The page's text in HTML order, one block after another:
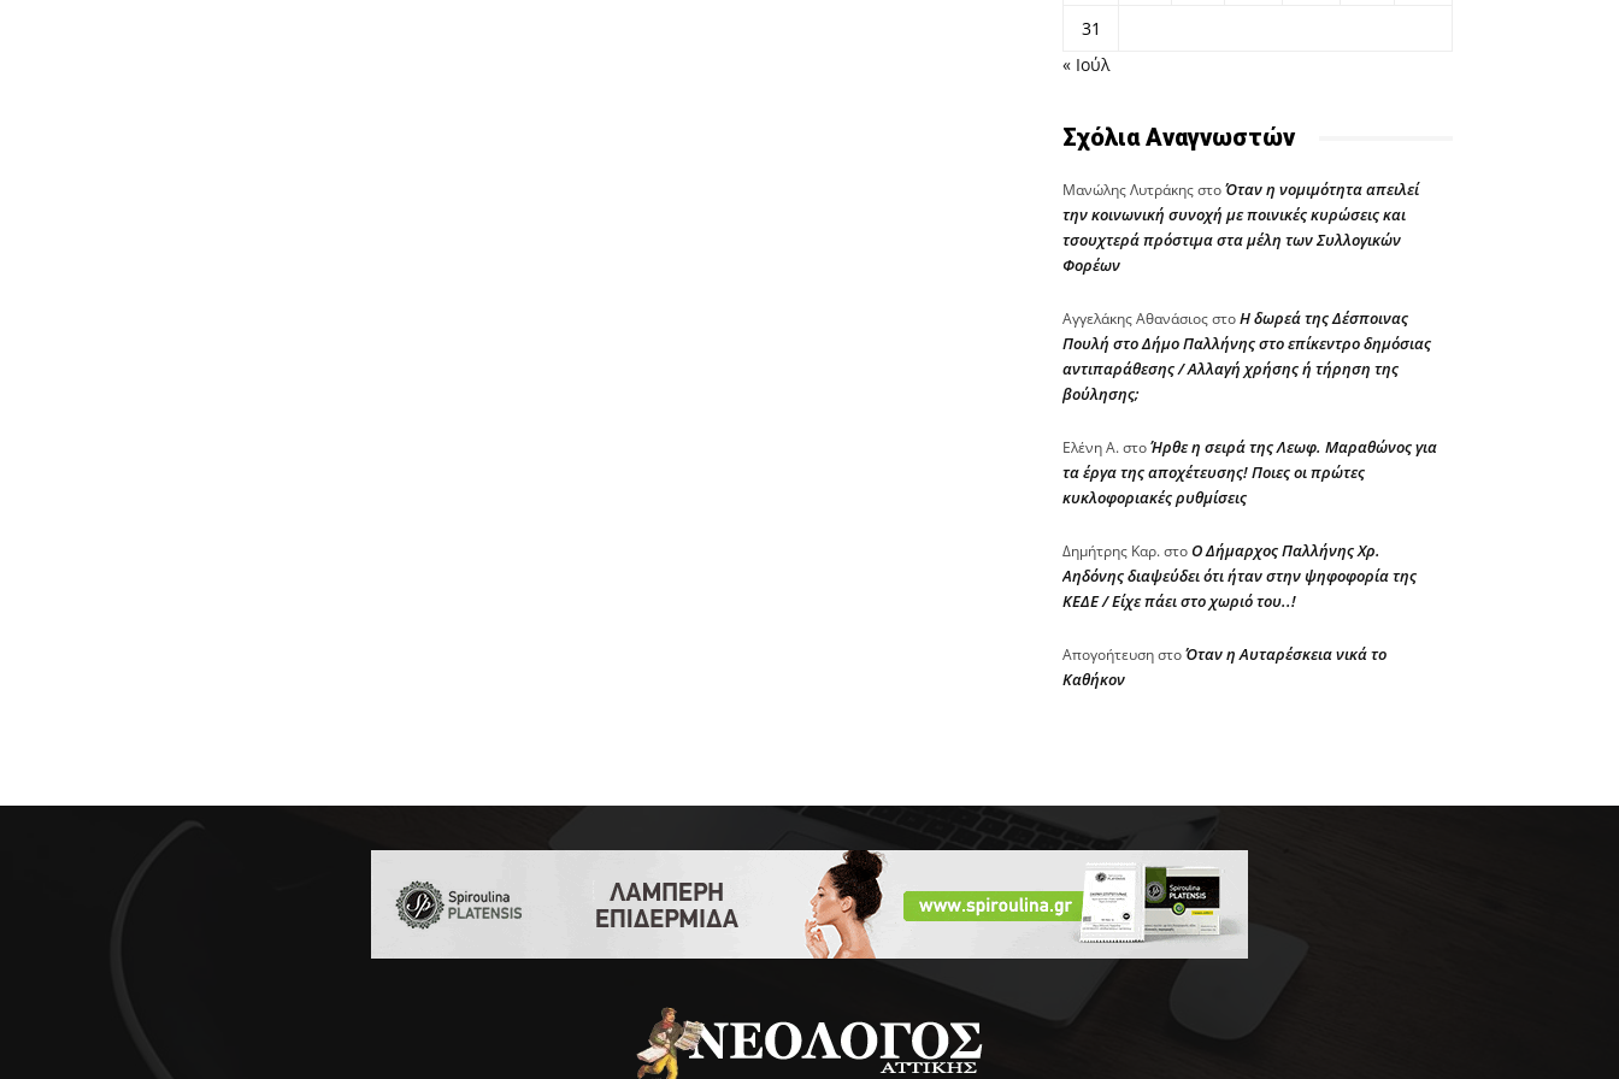
31
« Ιούλ
Σχόλια Αναγνωστών
Μανώλης ΛυτράκηςστοΌταν η νομιμότητα απειλεί
την κοινωνική συνοχή με ποινικές κυρώσεις και
τσουχτερά πρόστιμα στα μέλη των Συλλογικών
Φορέων
Αγγελάκης ΑθανάσιοςστοΗ δωρεά της Δέσποινας
Πουλή στο Δήμο Παλλήνης στο επίκεντρο δημόσιας
αντιπαράθεσης / Αλλαγή χρήσης ή τήρηση της
βούλησης;
Ελένη Α.στοΉρθε η σειρά της Λεωφ. Μαραθώνος για
τα έργα της αποχέτευσης! Ποιες οι πρώτες
κυκλοφοριακές ρυθμίσεις
Δημήτρης Καρ.στοΟ Δήμαρχος Παλλήνης Χρ.
Αηδόνης διαψεύδει ότι ήταν στην ψηφοφορία της
ΚΕΔΕ / Είχε πάει στο χωριό του..!
ΑπογοήτευσηστοΌταν η Αυταρέσκεια νικά το
Καθήκον